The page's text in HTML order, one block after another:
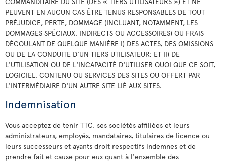
PEUVENT EN AUCUN CAS ÊTRE TENUS RESPONSABLES DE TOUT
PRÉJUDICE, PERTE, DOMMAGE (INCLUANT, NOTAMMENT, LES
DOMMAGES SPÉCIAUX, INDIRECTS OU ACCESSOIRES) OU FRAIS
DÉCOULANT DE QUELQUE MANIÈRE I) DES ACTES, DES OMISSIONS
OU DE LA CONDUITE D'UN TIERS UTILISATEUR; ET II) DE
L'UTILISATION OU DE L'INCAPACITÉ D'UTILISER QUOI QUE CE SOIT,
LOGICIEL, CONTENU OU SERVICES DES SITES OU OFFERT PAR
L'INTERMÉDIAIRE D'UN AUTRE SITE LIÉ AUX SITES.
Indemnisation
Vous acceptez de tenir TTC, ses sociétés affiliées et leurs
administrateurs, employés, mandataires, titulaires de licence ou
leurs successeurs et ayants droit respectifs indemnes et de
prendre fait et cause pour eux quant à l'ensemble des